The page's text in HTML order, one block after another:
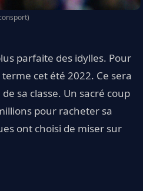
parfaite des idylles. Pour
cet été 2022. Ce sera
sa classe. Un sacré coup
pour racheter sa
ont choisi de miser sur